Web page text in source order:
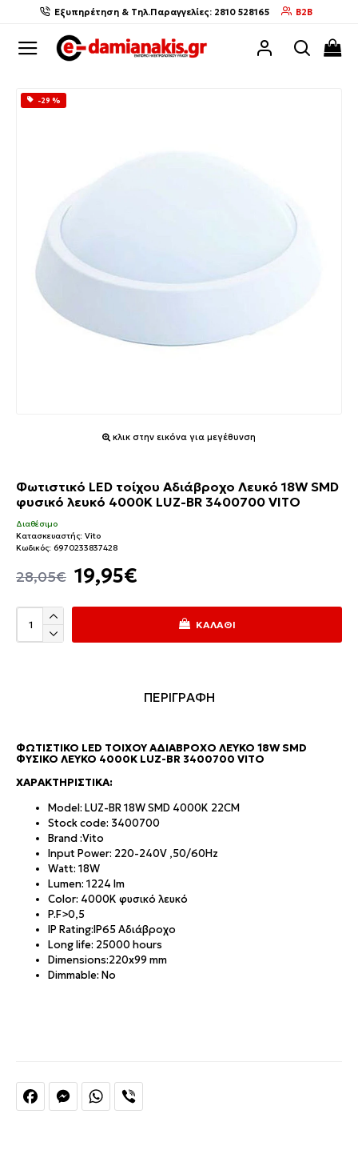
Εξυπηρέτηση & Τηλ.Παραγγελίες: 2810 528165 B2B
-29 %
κλικ στην εικόνα για μεγέθυνση
Φωτιστικό LED τοίχου Αδιάβροχο Λευκό 18W SMD
φυσικό λευκό 4000K LUZ-BR 3400700 VITO
19,95€
28,05€
Διαθέσιμο
Κατασκευαστής: Vito
Κωδικός: 6970233837428
ΚΑΛΆΘΙ
FacebookMessengerWhatsApp
ΠΕΡΙΓΡΑΦΗ
ΦΩΤΙΣΤΙΚΌ LED ΤΟΊΧΟΥ ΑΔΙΆΒΡΟΧΟ ΛΕΥΚΌ 18W SMD
ΦΥΣΙΚΌ ΛΕΥΚΌ 4000K LUZ-BR 3400700 VITO
ΧΑΡΑΚΤΗΡΙΣΤΙΚΆ:
Model: LUZ-BR 18W SMD 4000K 22CM
Stock code: 3400700
Brand :Vito
Input Power: 220-240V ,50/60Hz
Watt: 18W
Lumen: 1224 lm
Color: 4000K φυσικό λευκό
P.F>0,5
IP Rating:IP65 Αδιάβροχο
Long life: 25000 hours
Dimensions:220x99 mm
Dimmable: No